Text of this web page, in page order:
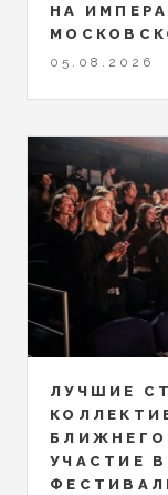
НА
05.08.2026
ЛУЧШИЕ
БЛИЖНЕГО
УЧАСТИЕ